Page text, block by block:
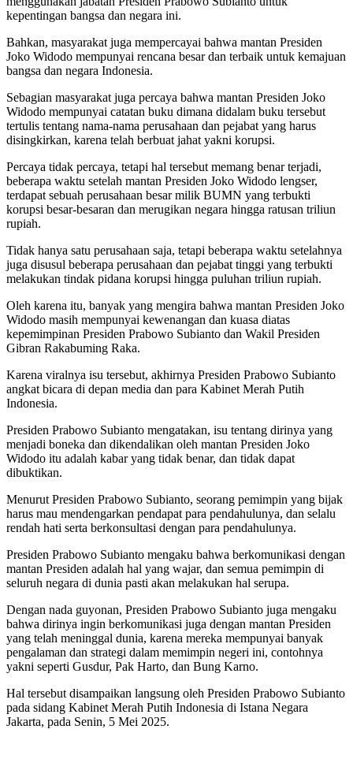
kepentingan bangsa dan negara ini.
Bahkan, masyarakat juga mempercayai bahwa mantan Presiden
Joko Widodo mempunyai rencana besar dan terbaik untuk kemajuan
bangsa dan negara Indonesia.
Sebagian masyarakat juga percaya bahwa mantan Presiden Joko
Widodo mempunyai catatan buku dimana didalam buku tersebut
tertulis tentang nama-nama perusahaan dan pejabat yang harus
disingkirkan, karena telah berbuat jahat yakni korupsi.
Percaya tidak percaya, tetapi hal tersebut memang benar terjadi,
beberapa waktu setelah mantan Presiden Joko Widodo lengser,
terdapat sebuah perusahaan besar milik BUMN yang terbukti
korupsi besar-besaran dan merugikan negara hingga ratusan triliun
rupiah.
Tidak hanya satu perusahaan saja, tetapi beberapa waktu setelahnya
juga disusul beberapa perusahaan dan pejabat tinggi yang terbukti
melakukan tindak pidana korupsi hingga puluhan triliun rupiah.
Oleh karena itu, banyak yang mengira bahwa mantan Presiden Joko
Widodo masih mempunyai kewenangan dan kuasa diatas
kepemimpinan Presiden Prabowo Subianto dan Wakil Presiden
Gibran Rakabuming Raka.
Karena viralnya isu tersebut, akhirnya Presiden Prabowo Subianto
angkat bicara di depan media dan para Kabinet Merah Putih
Indonesia.
Presiden Prabowo Subianto mengatakan, isu tentang dirinya yang
menjadi boneka dan dikendalikan oleh mantan Presiden Joko
Widodo itu adalah kabar yang tidak benar, dan tidak dapat
dibuktikan.
Menurut Presiden Prabowo Subianto, seorang pemimpin yang bijak
harus mau mendengarkan pendapat para pendahulunya, dan selalu
rendah hati serta berkonsultasi dengan para pendahulunya.
Presiden Prabowo Subianto mengaku bahwa berkomunikasi dengan
mantan Presiden adalah hal yang wajar, dan semua pemimpin di
seluruh negara di dunia pasti akan melakukan hal serupa.
Dengan nada guyonan, Presiden Prabowo Subianto juga mengaku
bahwa dirinya ingin berkomunikasi juga dengan mantan Presiden
yang telah meninggal dunia, karena mereka mempunyai banyak
pengalaman dan strategi dalam memimpin negeri ini, contohnya
yakni seperti Gusdur, Pak Harto, dan Bung Karno.
Hal tersebut disampaikan langsung oleh Presiden Prabowo Subianto
pada sidang Kabinet Merah Putih Indonesia di Istana Negara
Jakarta, pada Senin, 5 Mei 2025.